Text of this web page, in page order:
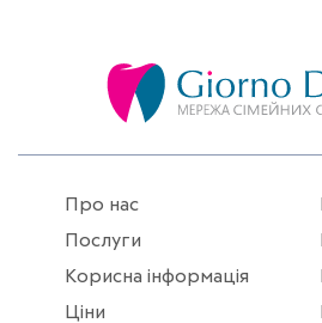
Про нас
Послуги
Корисна інформація
Ціни